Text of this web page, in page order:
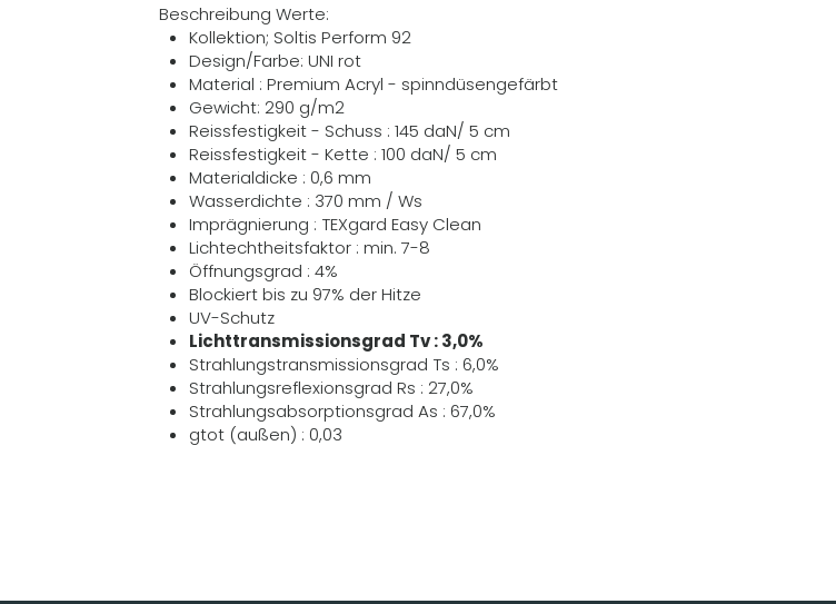
Beschreibung Werte:
Kollektion; Soltis Perform 92
Design/Farbe: UNI rot
Material : Premium Acryl - spinndüsengefärbt
Gewicht: 290 g/m2
Reissfestigkeit - Schuss : 145 daN/ 5 cm
Reissfestigkeit - Kette : 100 daN/ 5 cm
Materialdicke : 0,6 mm
Wasserdichte : 370 mm / Ws
Imprägnierung : TEXgard Easy Clean
Lichtechtheitsfaktor : min. 7-8
Öffnungsgrad : 4%
Blockiert bis zu 97% der Hitze
UV-Schutz
Lichttransmissionsgrad Tv : 3,0%
Strahlungstransmissionsgrad Ts : 6,0%
Strahlungsreflexionsgrad Rs : 27,0%
Strahlungsabsorptionsgrad As : 67,0%
gtot (außen) : 0,03